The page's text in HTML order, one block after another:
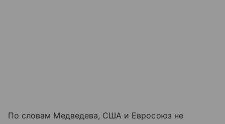
По словам Медведева, США и Евросоюз не